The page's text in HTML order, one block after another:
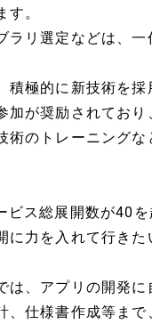
。
ラリ選定などは、
極的に新技術を採
加が奨励されてお
のトレーニングな
ス総展開数が40
力を入れて行きた
は、アプリの開発
、仕様書作成等ま